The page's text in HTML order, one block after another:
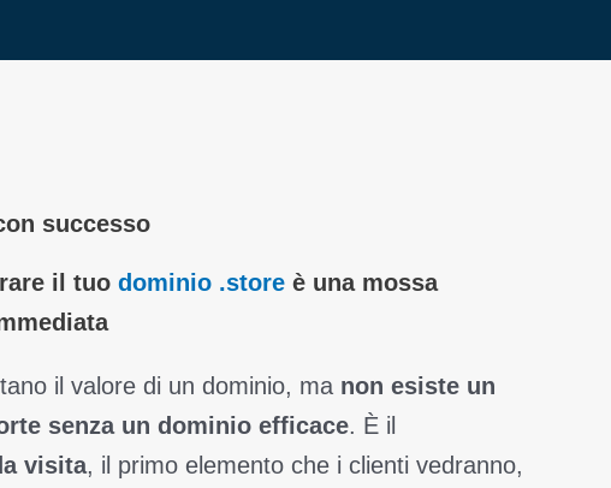
successo
il tuo dominio .store è una mossa
il valore di un dominio, ma non esiste un
senza un dominio efficace. È il
visita, il primo elemento che i clienti vedranno,